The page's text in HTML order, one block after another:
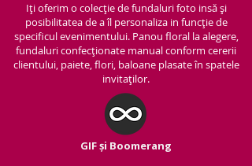
Iți oferim o colecție de fundaluri foto insă și
posibilitatea de a îl personaliza in funcție de
specificul evenimentului. Panou floral la alegere,
fundaluri confecționate manual conform cererii
clientului, paiete, flori, baloane plasate în spatele
invitaților.
GIF și Boomerang